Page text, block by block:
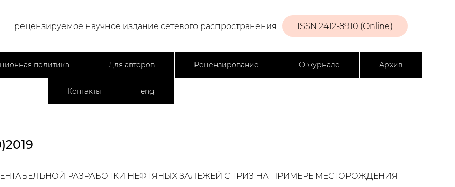
ISSN 2412-8910 (Online)
рецензируемое научное издание сетевого распространения
политика Для авторов Рецензирование О журнале Архив
Контакты eng
РАЗРАБОТКИ НЕФТЯНЫХ ЗАЛЕЖЕЙ С ТРИЗ НА ПРИМЕРЕ МЕСТОРОЖДЕНИЯ